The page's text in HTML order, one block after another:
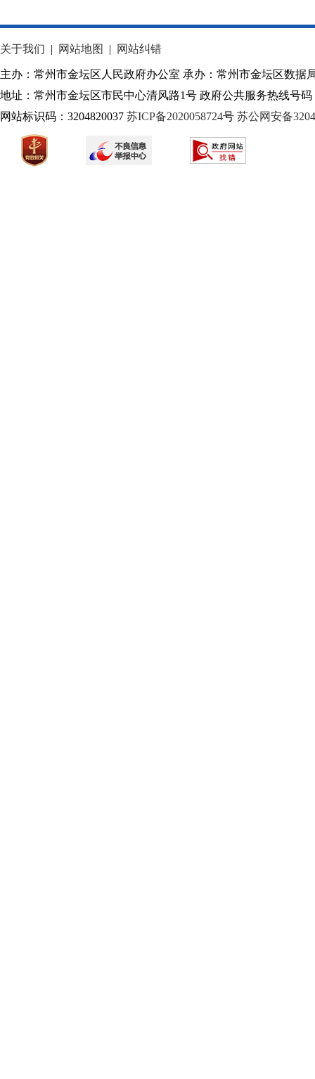
关于我们 | 网站地图 | 网站纠错
主办：常州市金坛区人民政府办公室 承办：常州市金坛区数据
地址：常州市金坛区市民中心清风路1号 政府公共服务热线号码
网站标识码：3204820037 苏ICP备2020058724号 苏公网安备